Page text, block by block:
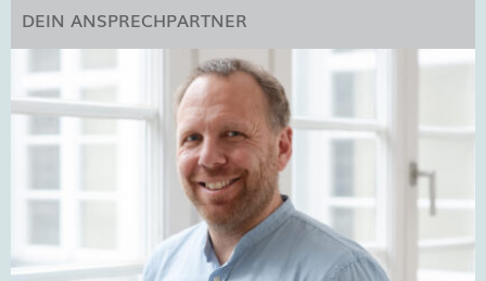
DEIN ANSPRECHPARTNER